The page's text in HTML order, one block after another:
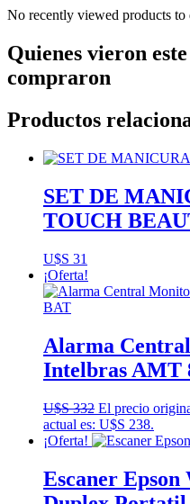
No recently viewed products to
Quienes vieron
compraron
Productos
SET DE
TOUCH
U$S 31
¡Oferta!
Alarma
Intelbras AMT
U$S332 El precio
actual es: U$S 238.
¡Oferta!
Escaner Epson